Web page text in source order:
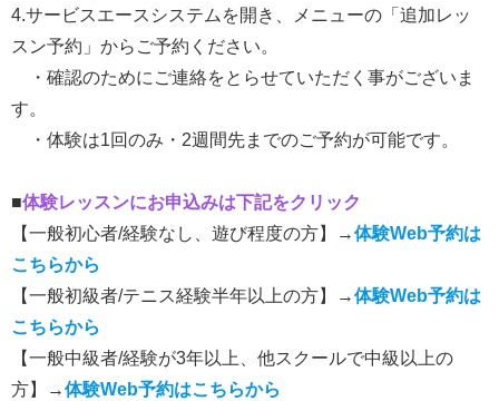
4.サービスエースシステムを開き、メニューの「追加レッ
スン予約」からご予約ください。
・確認のためにご連絡をとらせていただく事がございま
す。
・体験は1回のみ・2週間先までのご予約が可能です。
■体験レッスンにお申込みは下記をクリック
【一般初心者/経験なし、遊び程度の方】→体験Web予約は
こちらから
【一般初級者/テニス経験半年以上の方】→体験Web予約は
こちらから
【一般中級者/経験が3年以上、他スクールで中級以上の
方】→体験Web予約はこちらから